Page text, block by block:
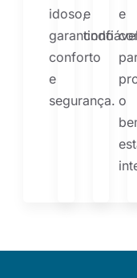
idoso,
garantindo
conforto
e
segurança.
e
e
o